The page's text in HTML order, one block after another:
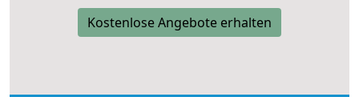
Kostenlose Angebote erhalten